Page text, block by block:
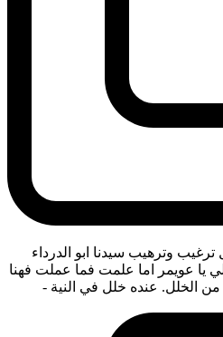
وترهيب سيدنا ابو الدرداء
يا عويمر اما علمت فما عملت فهنا
من الخلل. عنده خلل في النية -